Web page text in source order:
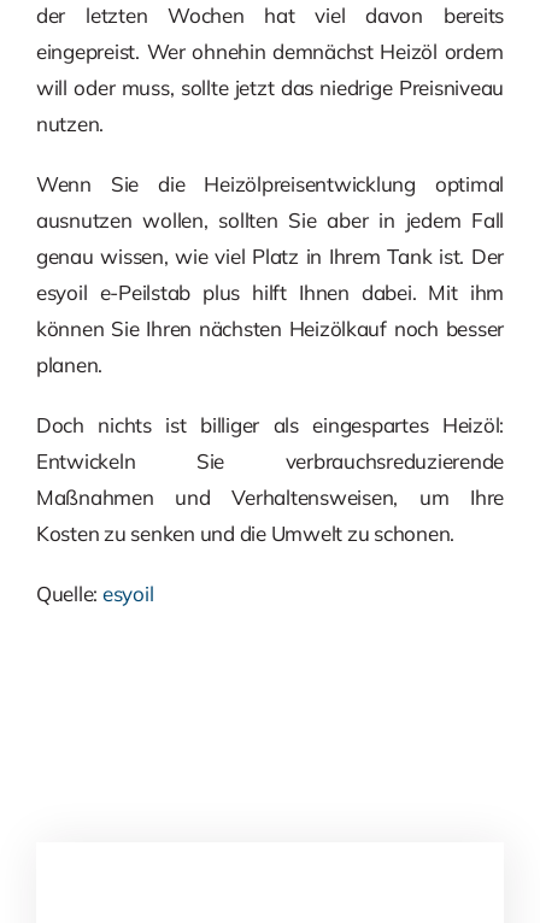
der letzten Wochen hat viel davon bereits
eingepreist. Wer ohnehin demnächst Heizöl ordern
will oder muss, sollte jetzt das niedrige Preisniveau
nutzen.
Wenn Sie die Heizölpreisentwicklung optimal
ausnutzen wollen, sollten Sie aber in jedem Fall
genau wissen, wie viel Platz in Ihrem Tank ist. Der
esyoil e-Peilstab plus hilft Ihnen dabei. Mit ihm
können Sie Ihren nächsten Heizölkauf noch besser
planen.
Doch nichts ist billiger als eingespartes Heizöl:
Entwickeln Sie verbrauchsreduzierende
Maßnahmen und Verhaltensweisen, um Ihre
Kosten zu senken und die Umwelt zu schonen.
Quelle: esyoil